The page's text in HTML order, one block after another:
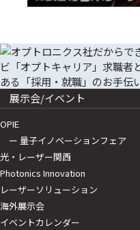
展示会/イベント
OPIE
ー 量子イノベーションフェア
光・レーザー関西
Photonics Innovation
レーザーソリューション
海外展示会
イベントカレンダー